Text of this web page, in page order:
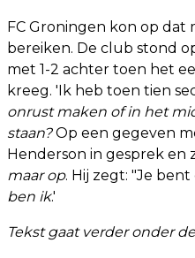
FC Groningen kon op dat
bereiken. De club stond
met 1-2 achter toen het
kreeg. 'Ik heb toen tien
onrust maken of in het
staan?Op een gegeven
Henderson in gesprek en
maar op. Hij zegt: "Je
ben ik.'
Tekst gaat verder onder